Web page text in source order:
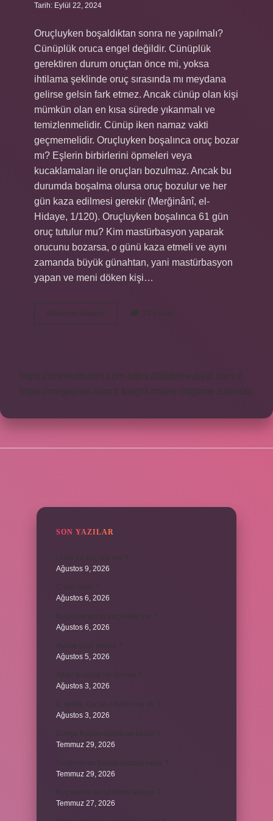
Tarih: Eylül 22, 2024
Oruçluyken boşaldıktan sonra ne yapılmalı?
Cünüplük oruca engel değildir. Cünüplük
gerektiren durum oruçtan önce mi, yoksa
ihtilama şeklinde oruç sırasında mı meydana
gelirse gelsin fark etmez. Ancak cünüp olan kişi
mümkün olan en kısa sürede yıkanmalı ve
temizlenmelidir. Cünüp iken namaz vakti
geçmemelidir. Oruçluyken boşalınca oruç bozar
mı? Eşlerin birbirlerini öpmeleri veya
kucaklamaları ile oruçları bozulmaz. Ancak bu
durumda boşalma olursa oruç bozulur ve her
gün kaza edilmesi gerekir (Merğinânî, el-
Hidaye, 1/120). Oruçluyken boşalınca 61 gün
oruç tutulur mu? Kim mastürbasyon yaparak
orucunu bozarsa, o günü kaza etmeli ve aynı
zamanda büyük günahtan, yani mastürbasyon
yapan ve meni döken kişi…
Devamını okuyun
Oruçluyken
Boşalınca
10 Yorum
https://rosmedforum.com
https://btibbimedikal.com.tr
https://megaplan.com.tr knight online nttgame Sitemap
SON YAZILAR
Ağustos 9, 2026
Ağustos 6, 2026
Ağustos 6, 2026
Ağustos 5, 2026
Ağustos 3, 2026
Ağustos 3, 2026
Temmuz 29, 2026
Temmuz 29, 2026
Temmuz 27, 2026